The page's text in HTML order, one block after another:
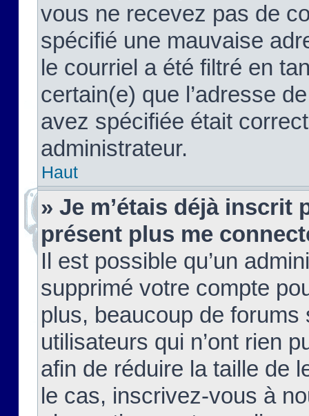
vous ne recevez pas de
spécifié une mauvaise
le courriel a été filtré en
certain(e) que l’adresse
avez spécifiée était
administrateur.
Haut
» Je m’étais déjà inscrit
présent plus me
Il est possible qu’un
supprimé votre compte
plus, beaucoup de
utilisateurs qui n’ont rien
afin de réduire la taille de
le cas, inscrivez-vous à